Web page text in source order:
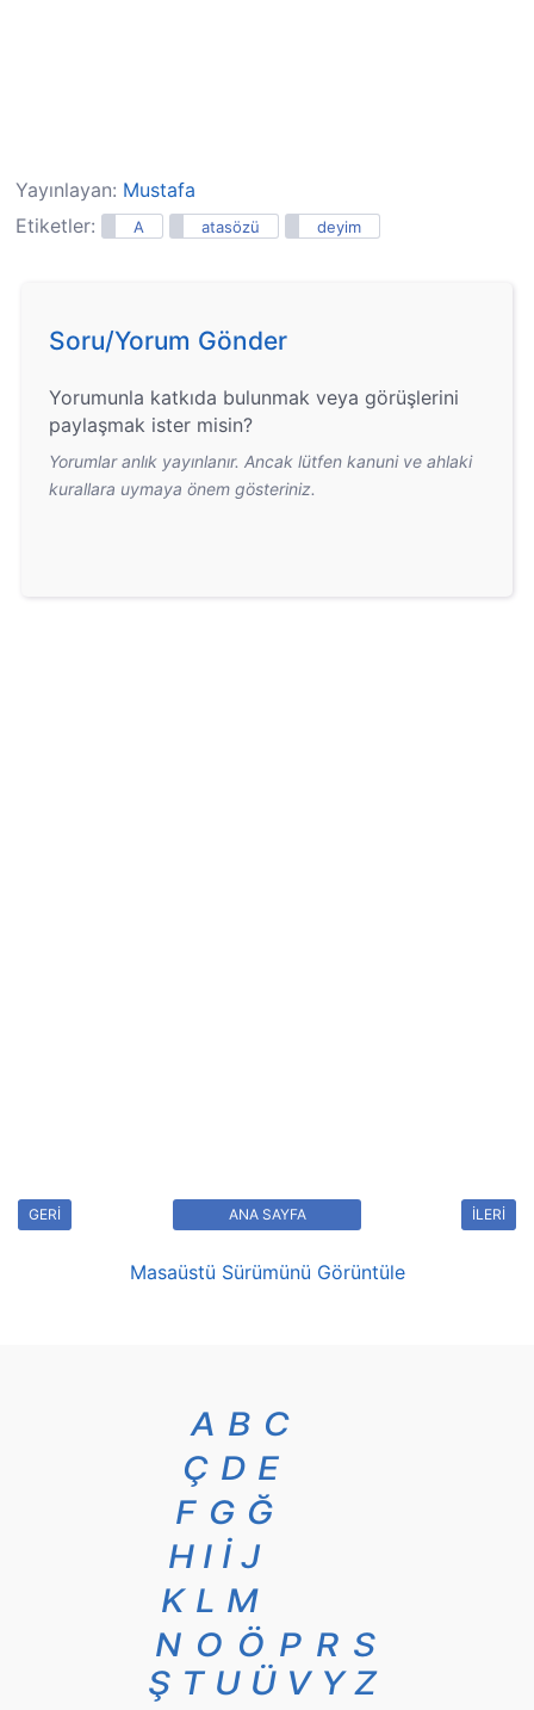
Yayınlayan: Mustafa
Etiketler:
A atasözü deyim
Soru/Yorum Gönder
Yorumunla katkıda bulunmak veya görüşlerini
paylaşmak ister misin?
Yorumlar anlık yayınlanır. Ancak lütfen kanuni ve ahlaki
kurallara uymaya önem gösteriniz.
GERİ İLERİ
ANA SAYFA
Masaüstü Sürümünü Görüntüle
A B C
Ç D E
F G Ğ
H I İ J
K L M
N O Ö P R S
Ş T U Ü V Y Z